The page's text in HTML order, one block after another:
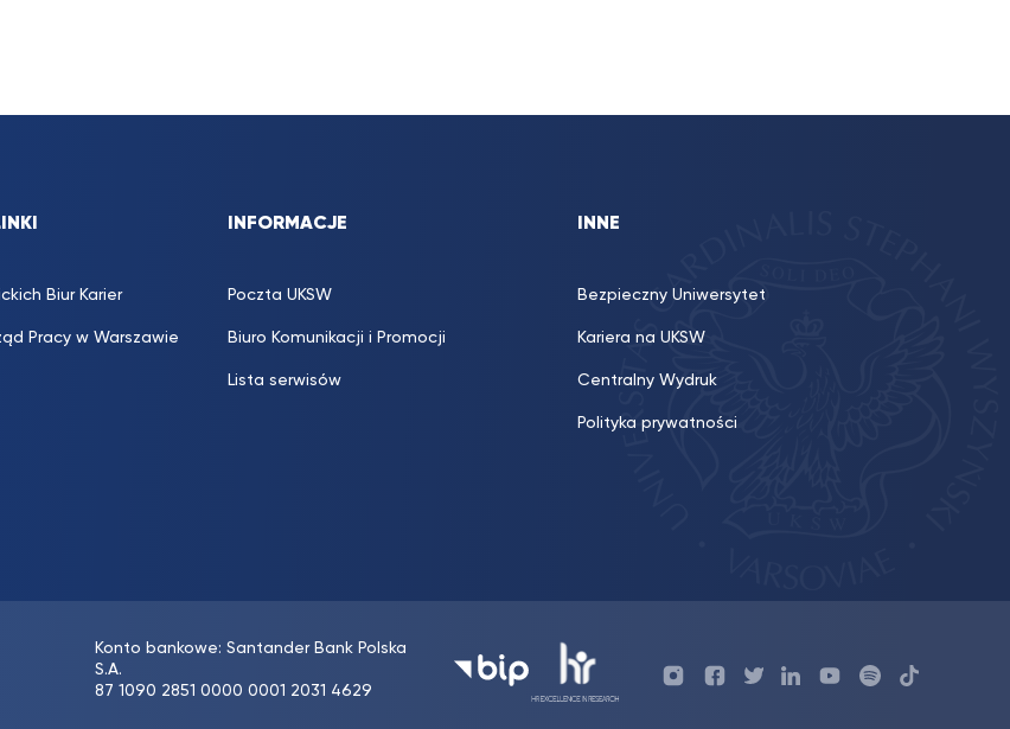
Biur Karier
Pracy w Warszawie
INFORMACJE
Poczta UKSW
Biuro Komunikacji i Promocji
Lista serwisów
INNE
Bezpieczny Uniwersytet
Kariera na UKSW
Centralny Wydruk
Polityka prywatności
Konto bankowe: Santander Bank Polska
S.A.
87 1090 2851 0000 0001 2031 4629
Profil ProfilProfilProfil UKSWProfilUKSW